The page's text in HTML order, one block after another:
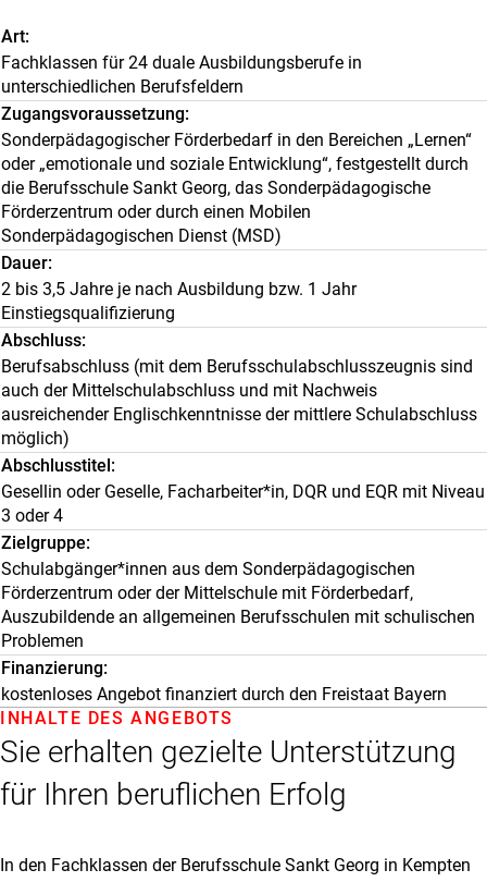
Art
Fachklassen für 24 duale Ausbildungsberufe in
unterschiedlichen Berufsfeldern
Zugangsvoraussetzung
Sonderpädagogischer Förderbedarf in den Bereichen „Lernen“
oder „emotionale und soziale Entwicklung“, festgestellt durch
die Berufsschule Sankt Georg, das Sonderpädagogische
Förderzentrum oder durch einen Mobilen
Sonderpädagogischen Dienst (MSD)
Dauer
2 bis 3,5 Jahre je nach Ausbildung bzw. 1 Jahr
Einstiegsqualifizierung
Abschluss
Berufsabschluss (mit dem Berufsschulabschlusszeugnis sind
auch der Mittelschulabschluss und mit Nachweis
ausreichender Englischkenntnisse der mittlere Schulabschluss
möglich)
Abschlusstitel
Gesellin oder Geselle, Facharbeiter*in, DQR und EQR mit Niveau
3 oder 4
Zielgruppe
Schulabgänger*innen aus dem Sonderpädagogischen
Förderzentrum oder der Mittelschule mit Förderbedarf,
Auszubildende an allgemeinen Berufsschulen mit schulischen
Problemen
Finanzierung
kostenloses Angebot finanziert durch den Freistaat Bayern
Sie erhalten gezielte Unterstützung
für Ihren beruflichen Erfolg
INHALTE DES ANGEBOTS
In den Fachklassen der Berufsschule Sankt Georg in Kempten